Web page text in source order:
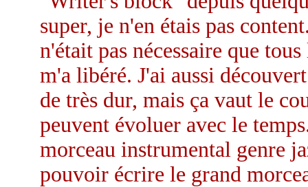
super, je n'en étais pas
n'était pas nécessaire que
m'a libéré. J'ai aussi
de très dur, mais ça vaut le
peuvent évoluer avec le
morceau instrumental genre
pouvoir écrire le grand